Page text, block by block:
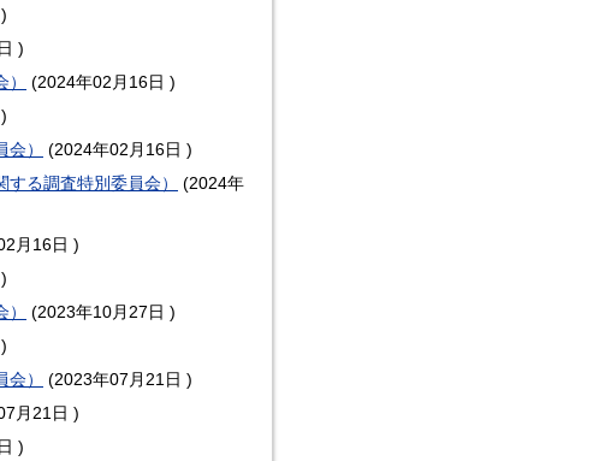
)
)
(2024年02月16日 )
)
）
(2024年02月16日 )
る調査特別委員会）
(2024年
月16日 )
)
(2023年10月27日 )
)
）
(2023年07月21日 )
月21日 )
)